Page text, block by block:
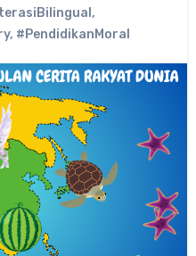
,
, #PendidikanMoral